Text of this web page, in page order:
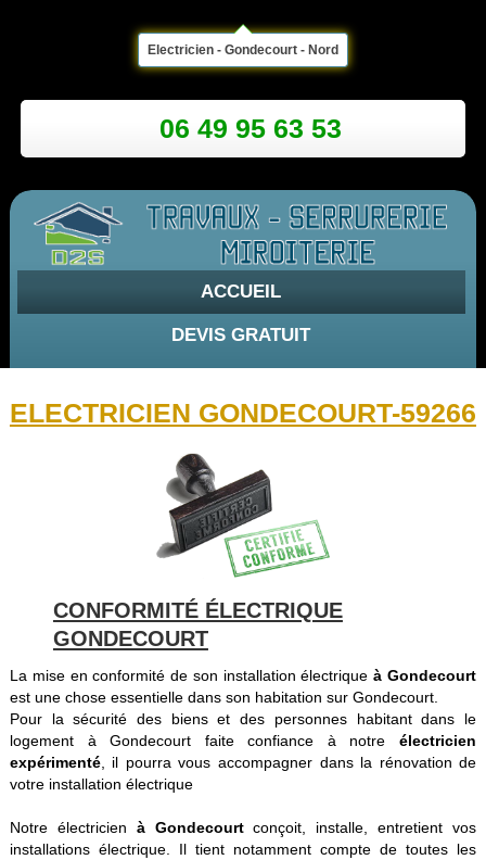
Electricien - Gondecourt - Nord
06 49 95 63 53
ACCUEIL
DEVIS GRATUIT
ELECTRICIEN GONDECOURT-59266
CONFORMITÉ ÉLECTRIQUE
GONDECOURT
La mise en conformité de son installation électriqueà Gondecourt
est une chose essentielle dans son habitation sur Gondecourt.
Pour la sécurité des biens et des personnes habitant dans le
logement à Gondecourt faite confiance à notre électricien
expérimenté, il pourra vous accompagner dans la rénovation de
votre installation électrique
Notre électricien à Gondecourtconçoit, installe, entretient vos
installations électrique. Il tient notamment compte de toutes les